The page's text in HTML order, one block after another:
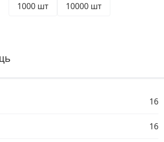
1000 шт
10000 шт
16
16